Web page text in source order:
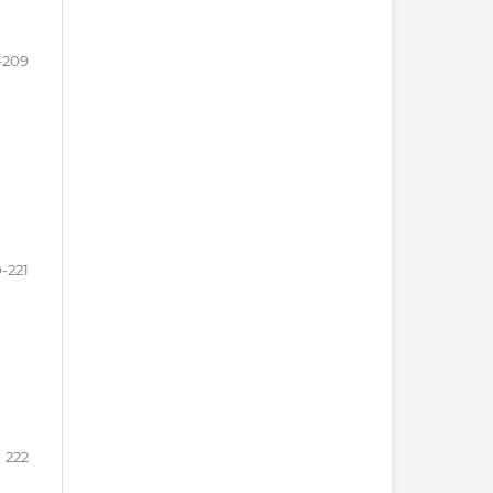
209
221
222